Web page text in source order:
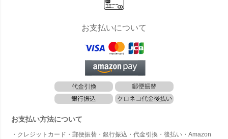
お支払いについて
お支払い方法について
・クレジットカード・郵便振替・銀行振込・代金引換・後払い・Amazon